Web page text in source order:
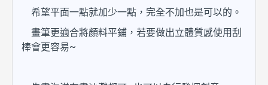
希望平面一點就加少一點，完全不加也是可以的。
畫筆更適合將顏料平鋪，若要做出立體質感使用刮
棒會更容易~